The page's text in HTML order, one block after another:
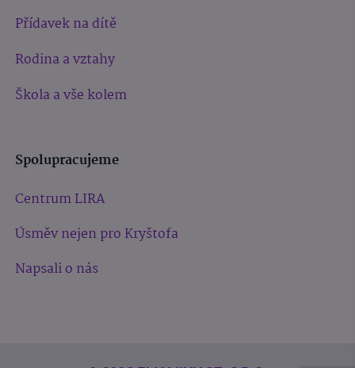
Přídavek na dítě
Rodina a vztahy
Škola a vše kolem
Spolupracujeme
Centrum LIRA
Úsměv nejen pro Kryštofa
Napsali o nás